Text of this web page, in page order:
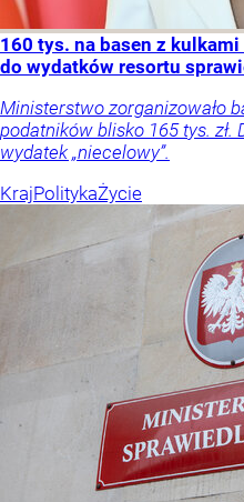
160 tys. na basen z kulkami
do wydatków resortu
Ministerstwo zorganizowało
podatników blisko 165 tys. zł.
wydatek „niecelowy”.
KrajPolitykaŻycie